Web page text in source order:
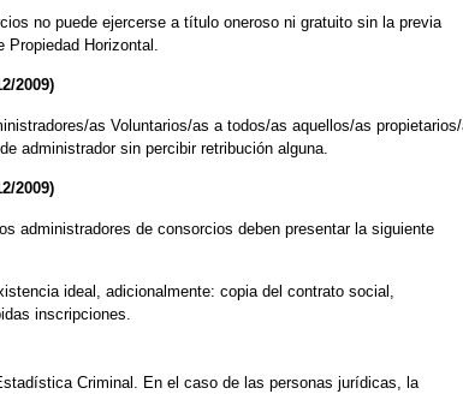
no puede ejercerse a título oneroso ni gratuito sin la previa
Propiedad Horizontal.
2009)
as Voluntarios/as a todos/as aquellos/as
administrador sin percibir retribución alguna.
2009)
administradores de consorcios deben presentar la siguiente
ideal, adicionalmente: copia del contrato social,
inscripciones.
Criminal. En el caso de las personas jurídicas, la